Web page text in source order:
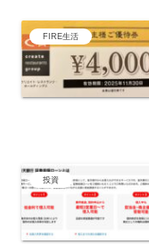
FIRE生活
投資